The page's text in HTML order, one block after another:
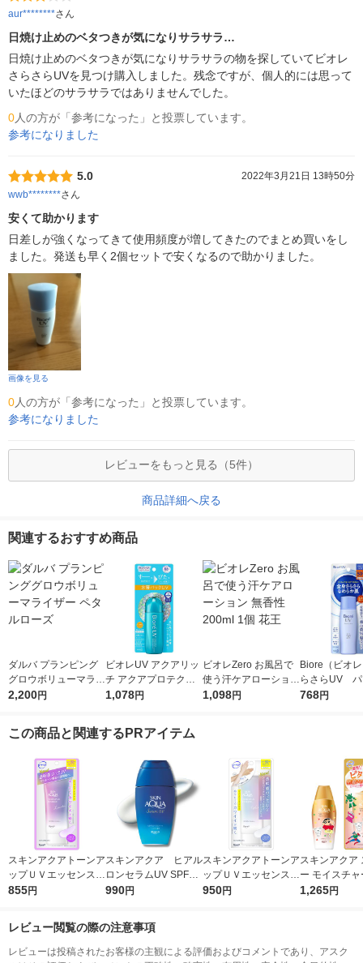
aur********さん
日焼け止めのベタつきが気になりサラサラ…
日焼け止めのベタつきが気になりサラサラの物を探していてビオレ
さらさらUVを見つけ購入しました。残念ですが、個人的には思って
いたほどのサラサラではありませんでした。
0人の方が「参考になった」と投票しています。
参考になりました
5.0
2022年3月21日 13時50分
wwb********さん
安くて助かります
日差しが強くなってきて使用頻度が増してきたのでまとめ買いをし
ました。発送も早く2個セットで安くなるので助かりました。
画像を見る
0人の方が「参考になった」と投票しています。
参考になりました
レビューをもっと見る（5件）
商品詳細へ戻る
関連するおすすめ商品
ダルバ プランピング
グロウボリューマライ
ザー ペタルローズ
2,200円
ビオレUV アクアリッ
チ アクアプロテクト
ローション SPF50+・
1,078円
ビオレZero お風呂で
使う汗ケアローション
無香性 200ml 1個 花
1,098円
Biore（ビオ
らさらUV パ
クトミルク
768円
この商品と関連するPRアイテム
スキンアクアトーンア
ップＵＶエッセンスラ
ベンダー70gロート製
855円
スキンアクア ヒアル
ロンセラムUV SPF50
+・PA++++ 70g ロー
990円
スキンアクアトーンア
ップＵＶエッセンスホ
ワイト70gロート製薬
950円
スキンアクア
ー モイスチ
ア ＵＶジェ
1,265円
レビュー閲覧の際の注意事項
レビューは投稿されたお客様の主観による評価およびコメントであり、アスク